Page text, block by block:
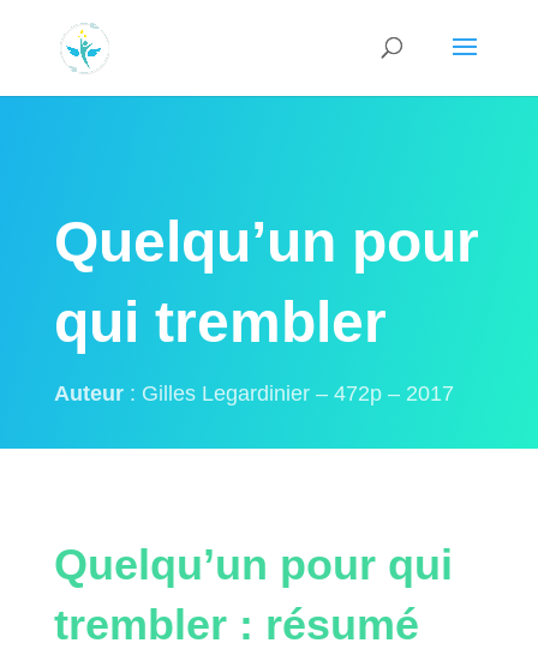
Quelqu’un pour
qui trembler
Auteur : Gilles Legardinier – 472p – 2017
Quelqu’un pour qui
trembler : résumé